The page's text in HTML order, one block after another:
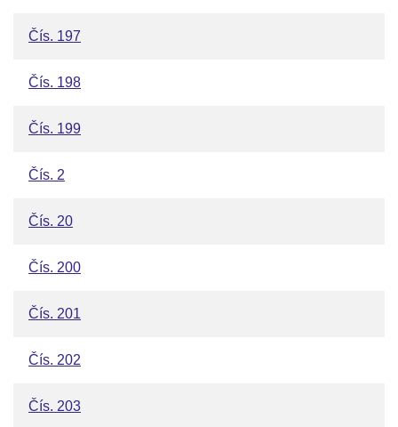
Čís. 197
Čís. 198
Čís. 199
Čís. 2
Čís. 20
Čís. 200
Čís. 201
Čís. 202
Čís. 203